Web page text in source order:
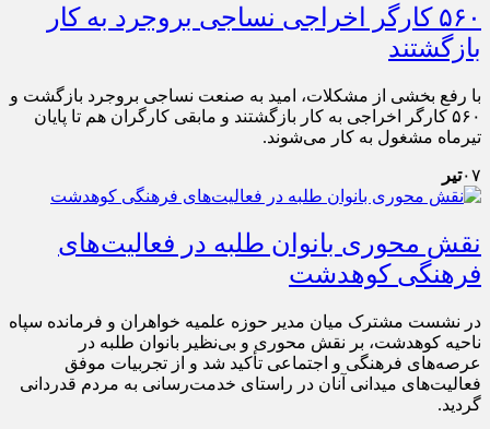
۵۶۰ کارگر اخراجی نساجی بروجرد به کار
بازگشتند
با رفع بخشی از مشکلات، امید به صنعت نساجی بروجرد بازگشت و
۵۶۰ کارگر اخراجی به کار بازگشتند و مابقی کارگران هم تا پایان
تیرماه مشغول به کار می‌شوند.
۰۷تیر
نقش محوری بانوان طلبه در فعالیت‌های
فرهنگی کوهدشت
در نشست مشترک میان مدیر حوزه علمیه خواهران و فرمانده سپاه
ناحیه کوهدشت، بر نقش محوری و بی‌نظیر بانوان طلبه در
عرصه‌های فرهنگی و اجتماعی تأکید شد و از تجربیات موفق
فعالیت‌های میدانی آنان در راستای خدمت‌رسانی به مردم قدردانی
گردید.